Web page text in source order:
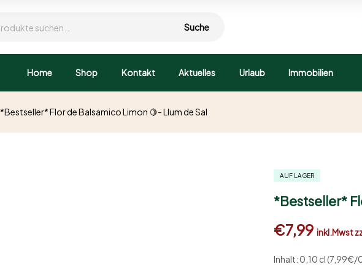
Suche
Home Shop Kontakt Aktuelles Urlaub Immobilien
*Bestseller* Flor de Balsamico Limon 🍋- Llum de Sal
AUF LAGER
*Bestseller*
€7,99 inkl.Mwst
Inhalt: 0,10 cl (7,99€/